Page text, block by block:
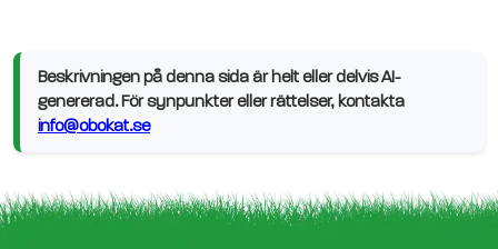
Beskrivningen på denna sida är helt eller delvis AI-
genererad. För synpunkter eller rättelser, kontakta
info@obokat.se